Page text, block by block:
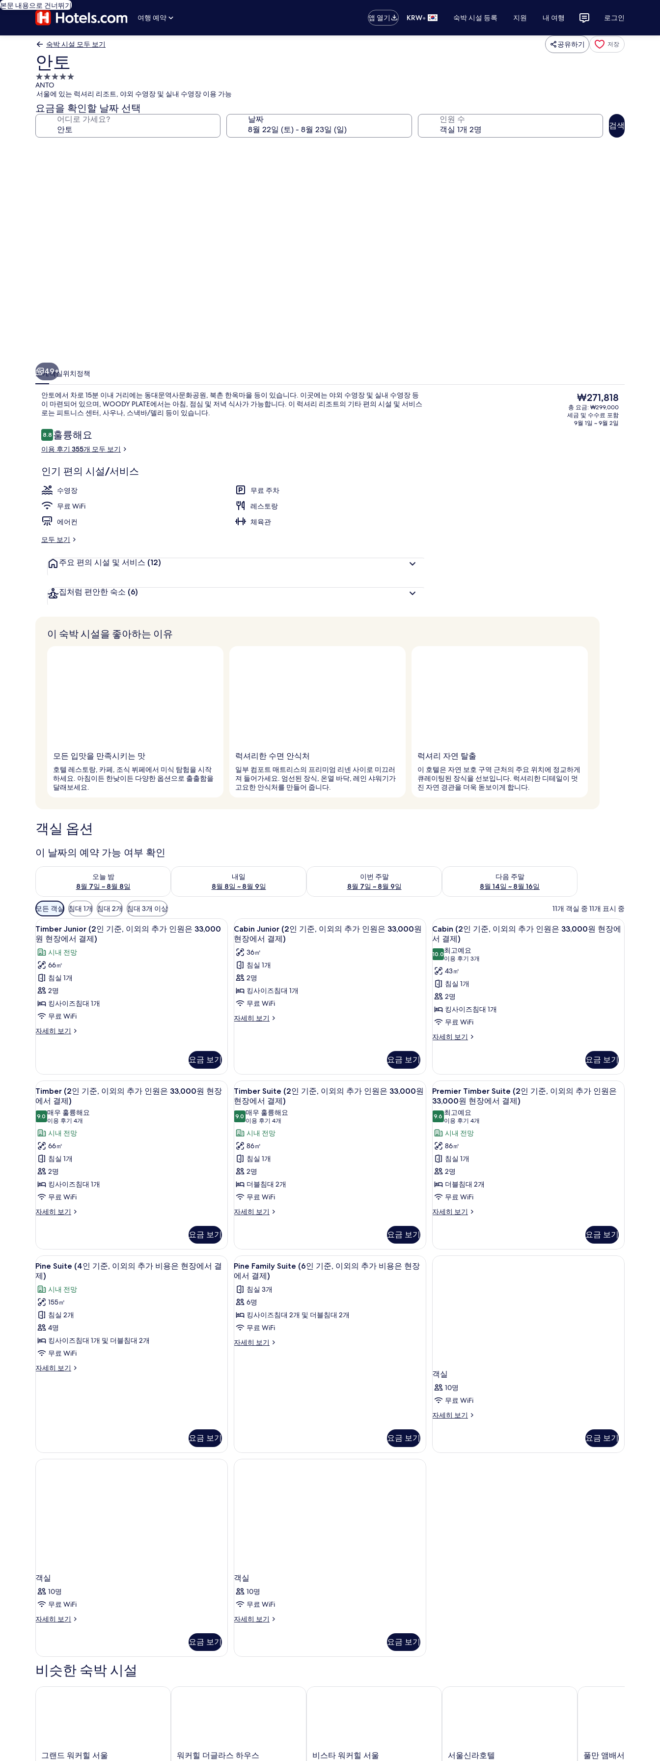
본문 내용으로 건너뛰기
여행 예약
앱 열기 KRW• 숙박 시설 등록 지원 내 여행 로그인
숙박 시설 모두 보기 공유하기 저장
안토
5.0
성
급
숙
박
ANTO
서울에 있는 럭셔리 리조트, 야외 수영장 및 실내 수영장 이용 가능
요금을 확인할 날짜 선택
어디로 가세요? 날짜 인원 수
검색
고급 침구, 암막 커튼, 방음 설비, 무료
49+
소개객실위치정책
안토에서 차로 15분 이내 거리에는 동대문역사문화공원, 북촌 한옥마을 등이 있습니다. 이곳에는 야외 수영장 및 실내 수영장 등
이 마련되어 있으며, WOODY PLATE에서는 아침, 점심 및 저녁 식사가 가능합니다. 이 럭셔리 리조트의 기타 편의 시설 및 서비스
로는 피트니스 센터, 사우나, 스낵바/델리 등이 있습니다.
이
용
후
8.810점 만점 중 8.8점.
훌륭해요
이용 후기 355개 모두 보기
인기 편의 시설/서비스
수영장
무료 주차
무료 WiFi
레스토랑
에어컨
체육관
모두 보기
주요 편의 시설 및 서비스 (12)
집처럼 편안한 숙소 (6)
현
재
가
격
₩271,818
총 요금: ₩299,000
세금 및 수수료 포함
9월 1일 ~ 9월 2일
이 숙박 시설을 좋아하는 이유
모든 입맛을 만족시키는 맛
호텔 레스토랑, 카페, 조식 뷔페에서 미식 탐험을 시작
하세요. 아침이든 한낮이든 다양한 옵션으로 출출함을
달래보세요.
럭셔리한 수면 안식처
일부 컴포트 매트리스의 프리미엄 리넨 사이로 미끄러
져 들어가세요. 엄선된 장식, 온열 바닥, 레인 샤워기가
고요한 안식처를 만들어 줍니다.
럭셔리 자연 탈출
이 호텔은 자연 보호 구역 근처의 주요 위치에 정교하게
큐레이팅된 장식을 선보입니다. 럭셔리한 디테일이 멋
진 자연 경관을 더욱 돋보이게 합니다.
객실 옵션
이 날짜의 예약 가능 여부 확인
오늘 밤
8월 7일 ~ 8월 8일
오늘 밤 예약 가능 여부 확인, 8월 7일 ~ 8월 8일
내일
8월 8일 ~ 8월 9일
내일 예약 가능 여부 확인, 8월 8일 ~ 8월 9일
이번 주말
8월 7일 ~ 8월 9일
이번 주말 예약 가능 여부 확인, 8월 7일 ~ 8월 9일
다음 주말
8월 14일 ~ 8월 16일
다음 주말 예약 가능 여부 확인, 8월 14일 ~ 8월 16일
객
실
에
사
용
가
능
한
필
터
모든 객실 침대 1개 침대 2개 침대 3개 이상 11개 객실 중 11개 표시 중
Timber
Junior
(2
인
기
준,
이
외
의
추
원
은
33,000
원
현
장
에
서
결
제)
사
진
보
기
고급 침구, 암막 커튼, 방음 설비, 무료 WiFi
4
Timber Junior (2인 기준, 이외의 추가 인원은 33,000
원 현장에서 결제)
시내 전망
66㎡
침실 1개
2명
킹사이즈침대 1개
무료 WiFi
자세히 보기
Timber
준,
이
외
의
추
가
인
원
은
33,000
원
현
장
에
서
결
제)
히
보
기
요금 보기
Cabin
Junior
(2
인
기
준,
이
외
의
원
은
33,000
원
현
장
에
서
결
제)
사
진
보
기
고급 침구, 암막 커튼, 방음 설비, 무료 WiFi
4
Cabin Junior (2인 기준, 이외의 추가 인원은 33,000원
현장에서 결제)
36㎡
침실 1개
2명
킹사이즈침대 1개
무료 WiFi
자세히 보기
Cabin
이
외
의
추
가
인
원
은
33,000
원
현
장
에
서
결
자
기
요금 보기
Cabin
(2
인
기
준,
이
외
의
추
가
은
33,000
원
현
장
에
서
결
제)
사
진
모
기
고급 침구, 암막 커튼, 방음 설비, 무료 WiFi
3
Cabin (2인 기준, 이외의 추가 인원은 33,000원 현장에
서 결제)
10.010.0점 만점 중 10점
최고예요
이용 후기 3개
(이
용
후
기
3
개)
43㎡
침실 1개
2명
킹사이즈침대 1개
무료 WiFi
자세히 보기
Cabin
준,
이
외
의
가
인
원
은
33,000
원
현
에
서
제)
보
기
요금 보기
Timber
(2
인
기
준,
이
외
의
추
가
인
33,000
원
현
장
에
서
결
제)
사
진
Timber (2인 기준, 이외의 추가 인원은 33,000원 현장에서 결제) | 고급 침구, 암막 커튼, 방음 설비, 무료 WiFi
4
Timber (2인 기준, 이외의 추가 인원은 33,000원 현장
에서 결제)
9.09.0점 만점 중 10점
매우 훌륭해요
이용 후기 4개
(이
용
후
기
4
개)
시내 전망
66㎡
침실 1개
2명
킹사이즈침대 1개
무료 WiFi
자세히 보기
Timber
준,
이
외
의
추
가
인
원
은
33,000
현
장
서
요금 보기
Timber
Suite
(2
인
기
준,
이
외
의
추
가
은
33,000
원
현
장
에
서
제)
고급 침구, 암막 커튼, 방음 설비, 무료 WiFi
4
Timber Suite (2인 기준, 이외의 추가 인원은 33,000원
현장에서 결제)
9.09.0점 만점 중 10점
매우 훌륭해요
이용 후기 4개
(이
용
후
기
4
개)
시내 전망
86㎡
침실 1개
2명
더블침대 2개
무료 WiFi
자세히 보기
Timber
기
준,
이
외
의
추
가
원
은
원
요금 보기
Premier
Timber
Suite
(2
인
기
준,
이
외
의
추
원
은
사
진
모
두
고급 침구, 암막 커튼, 방음 설비, 무료 WiFi
6
Premier Timber Suite (2인 기준, 이외의 추가 인원은
33,000원 현장에서 결제)
9.69.6점 만점 중 10점
최고예요
이용 후기 4개
(이
용
후
기
4
개)
시내 전망
86㎡
침실 1개
2명
더블침대 2개
무료 WiFi
자세히 보기
Premier
인
기
준,
장
에
서
결
제)
자
기
요금 보기
Pine
Suite
(4
인
기
준,
이
외
의
추
장
에
기
고급 침구, 암막 커튼, 방음 설비, 무료 WiFi
5
Pine Suite (4인 기준, 이외의 추가 비용은 현장에서 결
제)
시내 전망
155㎡
침실 2개
4명
킹사이즈침대 1개 및 더블침대 2개
무료 WiFi
자세히 보기
Pine
추
비
기
요금 보기
Pine
Family
Suite
(6
인
기
준,
이
현
장
보
기
고급 침구, 암막 커튼, 방음 설비, 무료 WiFi
3
Pine Family Suite (6인 기준, 이외의 추가 비용은 현장
에서 결제)
침실 3개
6명
킹사이즈침대 2개 및 더블침대 2개
무료 WiFi
자세히 보기
Pine
비
은
요금 보기
객실
10명
무료 WiFi
자세히 보기
객
히
요금 보기
객실
10명
무료 WiFi
자세히 보기
객
히
기
요금 보기
객실
10명
무료 WiFi
자세히 보기
객
히
요금 보기
비슷한 숙박 시설
그
그랜드 워커힐 서울
그랜드 워커힐 서울
워
워커힐 더글라스 하우스
워커힐 더글라스 하우스
비
비스타 워커힐 서울
비스타 워커힐 서울
서
서울신라호텔
서울신라호텔
풀
풀만 앰배서더 서울
풀만 앰배서더 서울 이